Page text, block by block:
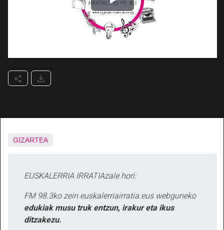
GIZARTEA
EUSKALERRIA IRRATIAzale hori:
FM 98.3ko zein euskalerriairratia.eus webguneko
edukiak musu truk entzun, irakur eta ikus
ditzakezu.